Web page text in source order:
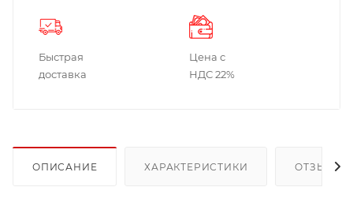
Быстрая
доставка
Цена с
НДС 22%
ОПИСАНИЕ ХАРАКТЕРИСТИКИ ОТЗЫВЫ